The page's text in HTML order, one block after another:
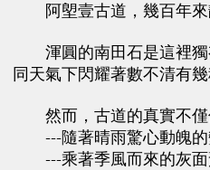
阿塱壹古道，幾百年來
渾圓的南田石是這裡獨
同天氣下閃耀著數不清有
然而，古道的真實不僅
---隨著晴雨驚心動魄的
---乘著季風而來的灰面